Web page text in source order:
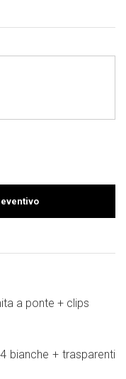
a ponte + clips
bianche + trasparenti